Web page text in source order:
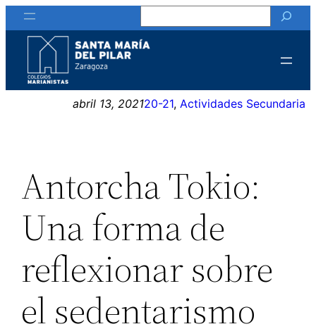
Saltar
al
contenido
abril 13, 202120-21, Actividades Secundaria
Antorcha Tokio:
Una forma de
reflexionar sobre
el sedentarismo